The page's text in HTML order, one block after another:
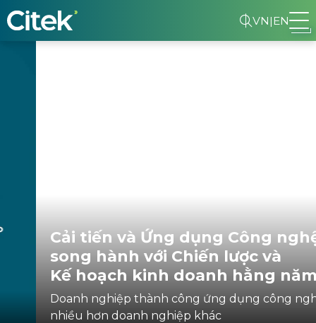
VN|EN
Cải tiến và Ứng dụng Công nghệ
song hành với Chiến lược và
Kế hoạch kinh doanh hằng năm
Doanh nghiệp thành công ứng dụng công nghệ
nhiều hơn doanh nghiệp khác